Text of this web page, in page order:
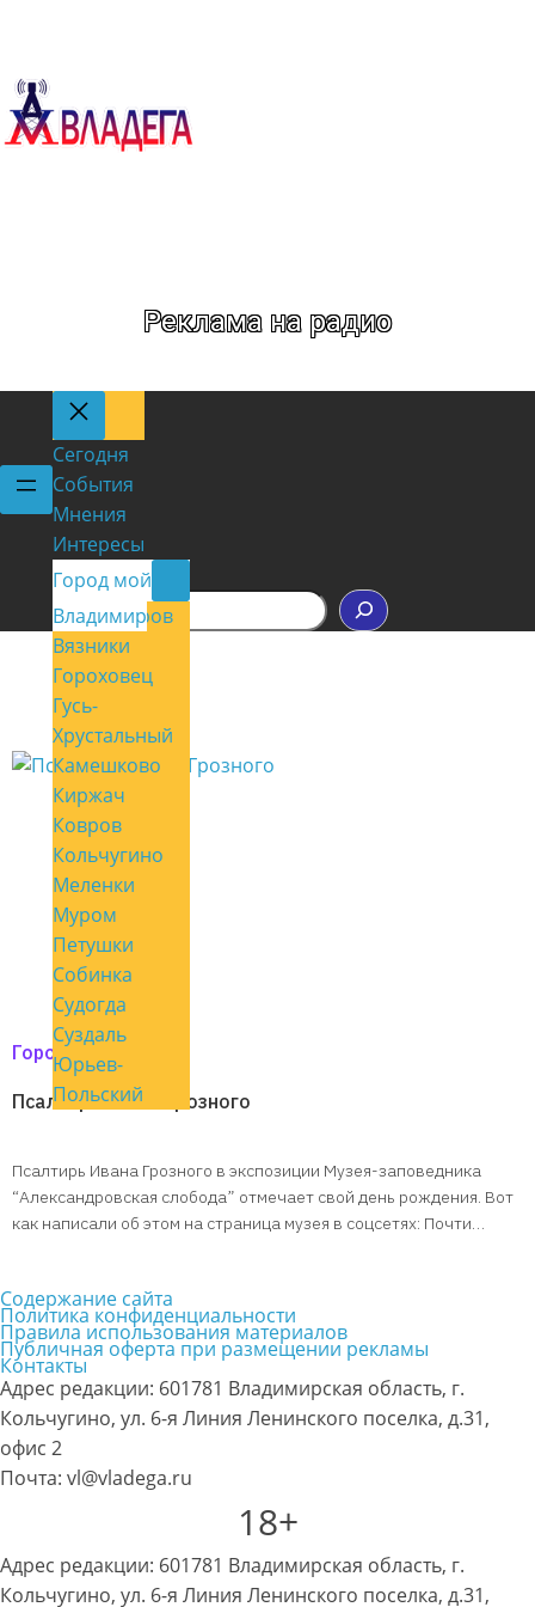
Реклама на радио
Сегодня
События
Мнения
Интересы
Город мой
Владимир
Александров
Вязники
Гороховец
Гусь-
Хрустальный
Камешково
Киржач
Ковров
Кольчугино
Меленки
Муром
Петушки
Собинка
Судогда
Суздаль
Юрьев-
Польский
Контакты
Город мой
Псалтирь Ивана Грозного
Псалтирь Ивана Грозного в экспозиции Музея-заповедника
“Александровская слобода” отмечает свой день рождения. Вот
как написали об этом на страница музея в соцсетях: Почти…
Содержание сайта
Политика конфиденциальности
Правила использования материалов
Публичная оферта при размещении рекламы
Контакты
Адрес редакции: 601781 Владимирская область, г.
Кольчугино, ул. 6-я Линия Ленинского поселка, д.31,
офис 2
Почта: vl@vladega.ru
18+
Адрес редакции: 601781 Владимирская область, г.
Кольчугино, ул. 6-я Линия Ленинского поселка, д.31,